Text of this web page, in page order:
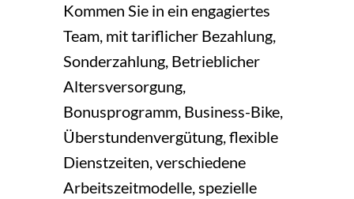
Kommen Sie in ein engagiertes
Team, mit tariflicher Bezahlung,
Sonderzahlung, Betrieblicher
Altersversorgung,
Bonusprogramm, Business-Bike,
Überstundenvergütung, flexible
Dienstzeiten, verschiedene
Arbeitszeitmodelle, spezielle